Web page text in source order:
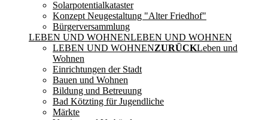
Solarpotentialkataster
Konzept Neugestaltung "Alter Friedhof"
Bürgerversammlung
LEBEN UND WOHNENLEBEN UND WOHNEN
LEBEN UND WOHNENZURÜCKLeben und
Wohnen
Einrichtungen der Stadt
Bauen und Wohnen
Bildung und Betreuung
Bad Kötzting für Jugendliche
Märkte